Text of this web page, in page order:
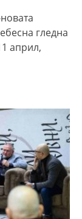
гледна
април,